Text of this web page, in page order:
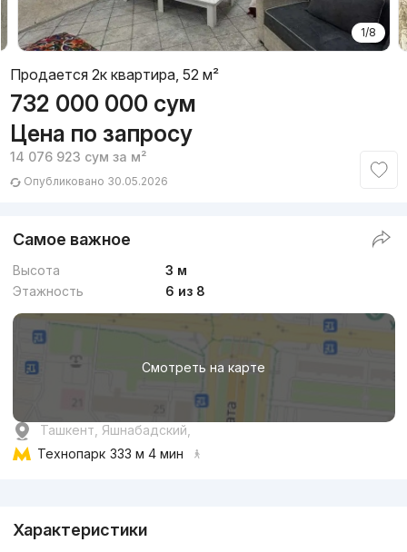
1/8
Продается 2к квартира, 52 м²
732 000 000 сум
Цена по запросу
14 076 923 сум за м²
Опубликовано 30.05.2026
Самое важное
Высота
3 м
Этажность
6 из 8
Смотреть на карте
Ташкент, Яшнабадский,
Технопарк 333 м 4 мин
Характеристики